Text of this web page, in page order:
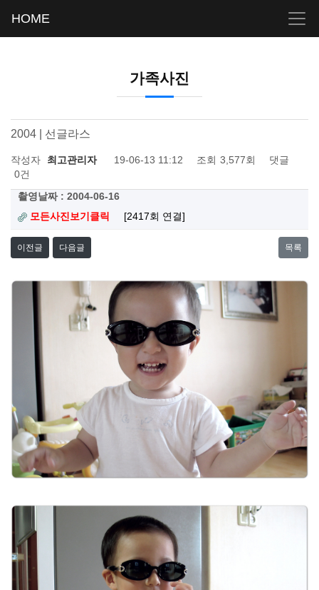
HOME
가족사진
2004 | 선글라스
작성자 최고관리자 19-06-13 11:12 조회 3,577회
댓글
0건
촬영날짜 : 2004-06-16
모든사진보기클릭
[2417회 연결]
이전글 다음글 목록